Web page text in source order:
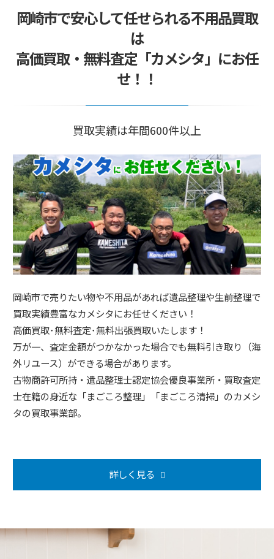
岡崎市で安心して任せられる不用品買取
は
高価買取・無料査定「カメシタ」にお任
せ！！
買取実績は年間600件以上
岡崎市で売りたい物や不用品があれば遺品整理や生前整理で
買取実績豊富なカメシタにお任せください！
高価買取･無料査定･無料出張買取いたします！
万が一、査定金額がつかなかった場合でも無料引き取り（海
外リユース）ができる場合があります。
古物商許可所持・遺品整理士認定協会優良事業所・買取査定
士在籍の身近な「まごころ整理」「まごころ清掃」のカメシ
タの買取事業部。
詳しく見る